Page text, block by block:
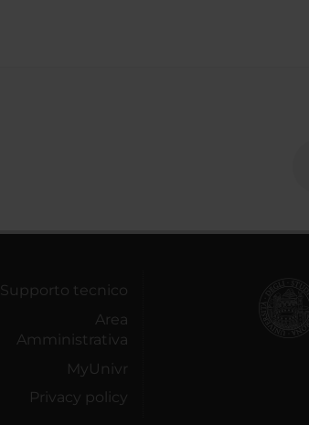
Supporto tecnico
Area
Amministrativa
MyUnivr
Privacy policy